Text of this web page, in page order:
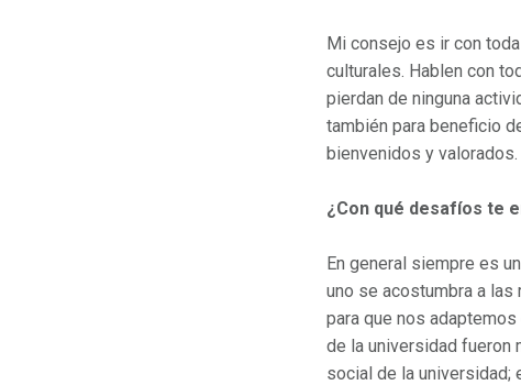
Mi consejo es ir con
culturales. Hablen con
pierdan de ninguna
también para beneficio
bienvenidos y valorados.
¿Con qué desafíos te
En general siempre es
uno se acostumbra a
para que nos
de la universidad fueron
social de la